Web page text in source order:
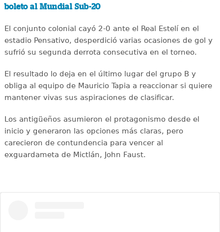
boleto al Mundial Sub-20
El conjunto colonial cayó 2-0 ante el Real Estelí en el
estadio Pensativo, desperdició varias ocasiones de gol y
sufrió su segunda derrota consecutiva en el torneo.
El resultado lo deja en el último lugar del grupo B y
obliga al equipo de Mauricio Tapia a reaccionar si quiere
mantener vivas sus aspiraciones de clasificar.
Los antigüeños asumieron el protagonismo desde el
inicio y generaron las opciones más claras, pero
carecieron de contundencia para vencer al
exguardameta de Mictlán, John Faust.